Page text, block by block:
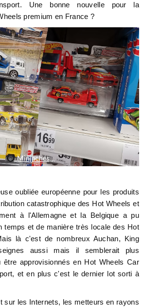
Une bonne nouvelle pour la
premium en France ?
oubliée européenne pour les produits
catastrophique des Hot Wheels et
à l'Allemagne et la Belgique a pu
temps et de manière très locale des Hot
là c'est de nombreux Auchan, King
aussi mais il semblerait plus
être approvisionnés en Hot Wheels Car
et en plus c'est le dernier lot sorti à
sur les Internets, les metteurs en rayons